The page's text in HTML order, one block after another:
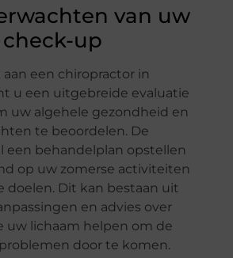
van uw
up
aan een chiropractor in
u een uitgebreide evaluatie
uw algehele gezondheid en
te beoordelen. De
een behandelplan opstellen
op uw zomerse activiteiten
doelen. Dit kan bestaan uit
en advies over
uw lichaam helpen om de
door te komen.